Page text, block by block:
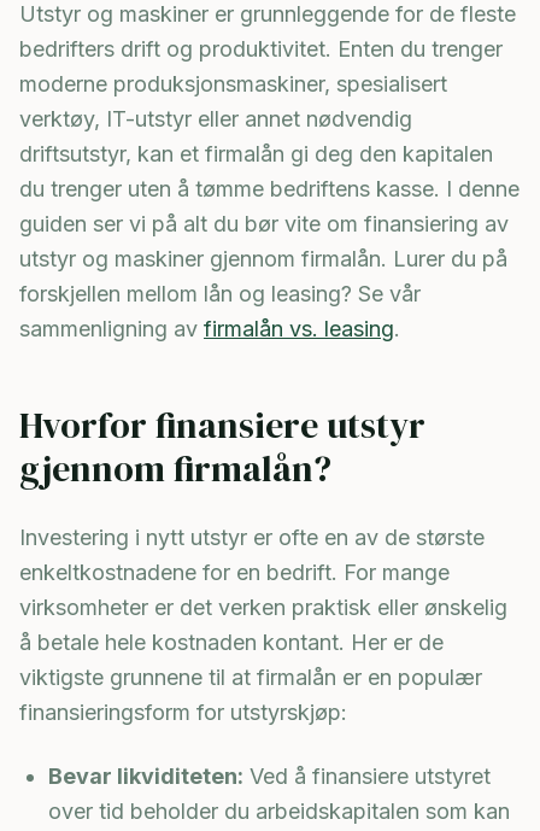
Utstyr og maskiner er grunnleggende for de fleste
bedrifters drift og produktivitet. Enten du trenger
moderne produksjonsmaskiner, spesialisert
verktøy, IT-utstyr eller annet nødvendig
driftsutstyr, kan et firmalån gi deg den kapitalen
du trenger uten å tømme bedriftens kasse. I denne
guiden ser vi på alt du bør vite om finansiering av
utstyr og maskiner gjennom firmalån. Lurer du på
forskjellen mellom lån og leasing? Se vår
sammenligning av firmalån vs. leasing.
Hvorfor finansiere utstyr
gjennom firmalån?
Investering i nytt utstyr er ofte en av de største
enkeltkostnadene for en bedrift. For mange
virksomheter er det verken praktisk eller ønskelig
å betale hele kostnaden kontant. Her er de
viktigste grunnene til at firmalån er en populær
finansieringsform for utstyrskjøp:
Bevar likviditeten: Ved å finansiere utstyret
over tid beholder du arbeidskapitalen som kan